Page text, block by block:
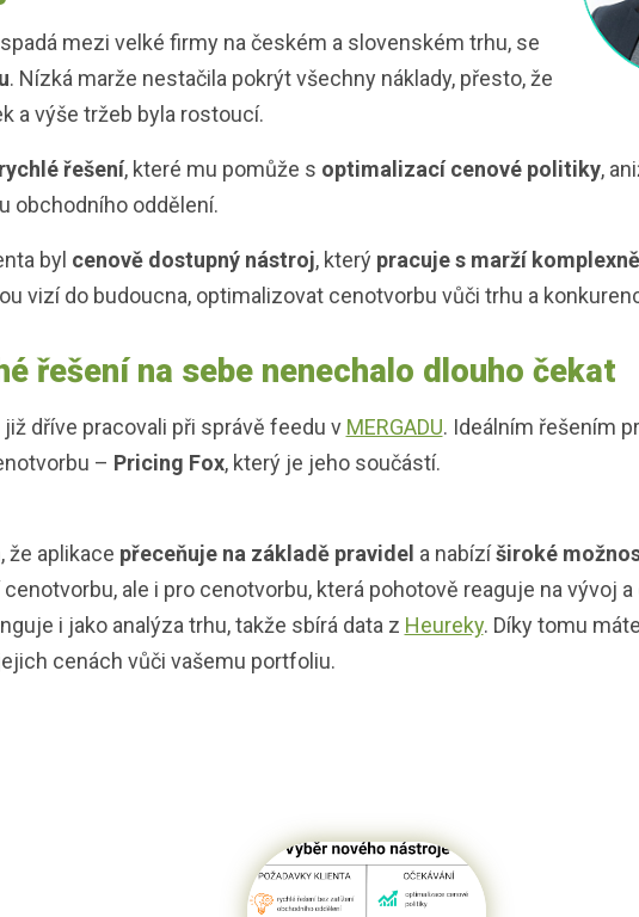
mezi velké firmy na českém a slovenském trhu, se
. Nízká marže nestačila pokrýt všechny náklady, přesto, že
a výše tržeb byla rostoucí.
rychlé řešení, které mu pomůže s optimalizací cenové politiky,
obchodního oddělení.
byl cenově dostupný nástroj, který pracuje s marží komplexně
vizí do budoucna, optimalizovat cenotvorbu vůči trhu a
řešení na sebe nenechalo dlouho čekat
dříve pracovali při správě feedu v MERGADU. Ideálním řešením
– Pricing Fox, který je jeho součástí.
že aplikace přeceňuje na základě pravidel a nabízíširoké
ale i pro cenotvorbu, která pohotově reaguje na vývoj a
i jako analýza trhu, takže sbírá data z Heureky. Díky tomu
cenách vůči vašemu portfoliu.